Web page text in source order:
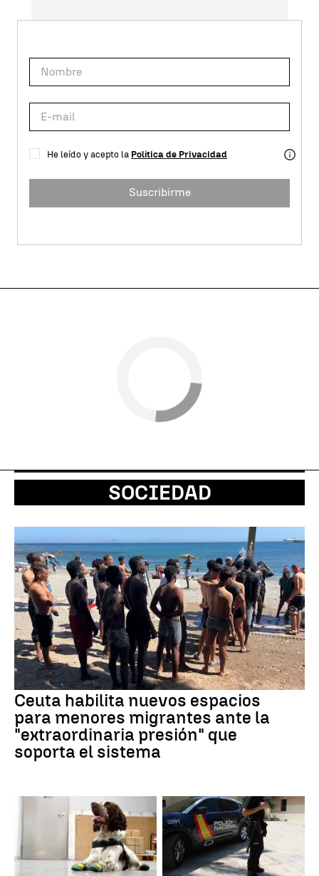
He leído y acepto la Política de Privacidad
Suscribirme
SOCIEDAD
Ceuta habilita nuevos espacios
para menores migrantes ante la
"extraordinaria presión" que
soporta el sistema